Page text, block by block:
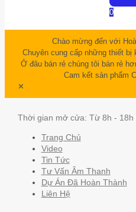
0
Chào mừng đến với
Chuyên cung cấp những thiết bị
Ở đâu bán rẻ chúng tôi bán rẻ
Cam kết sản phẩm
✕
Thời gian mở cửa: Từ 8h - 18h
Trang Chủ
Video
Tin Tức
Tư Vấn Âm Thanh
Dự Án Đã Hoàn Thành
Liên Hệ